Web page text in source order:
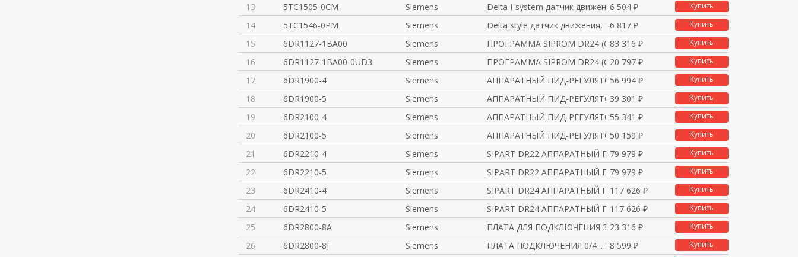
13 5TC1505-0CM Siemens Delta I-system датчик движения6 504 ₽ Купить
14 5TC1546-0PM Siemens Delta style датчик движения, 16 817 ₽ Купить
15 6DR1127-1BA00 Siemens ПРОГРАММА SIPROM DR24 (GERMAN/
83 316 ₽ Купить
16 6DR1127-1BA00-0UD3 Siemens ПРОГРАММА SIPROM DR24 (GERMAN/
20 797 ₽ Купить
17 6DR1900-4 Siemens АППАРАТНЫЙ ПИД-РЕГУЛЯТОР. SIPA
56 994 ₽ Купить
18 6DR1900-5 Siemens АППАРАТНЫЙ ПИД-РЕГУЛЯТОР. SIPA
39 301 ₽ Купить
19 6DR2100-4 Siemens АППАРАТНЫЙ ПИД-РЕГУЛЯТОР. SIPA
55 341 ₽ Купить
20 6DR2100-5 Siemens АППАРАТНЫЙ ПИД-РЕГУЛЯТОР. SIPA
50 159 ₽ Купить
21 6DR2210-4 Siemens SIPART DR22 АППАРАТНЫЙ ПИД-РЕГ
79 979 ₽ Купить
22 6DR2210-5 Siemens SIPART DR22 АППАРАТНЫЙ ПИД-РЕГ
79 979 ₽ Купить
23 6DR2410-4 Siemens SIPART DR24 АППАРАТНЫЙ ПИД-РЕГ
117 626 ₽ Купить
24 6DR2410-5 Siemens SIPART DR24 АППАРАТНЫЙ ПИД-РЕГ
117 626 ₽ Купить
25 6DR2800-8A Siemens ПЛАТА ДЛЯ ПОДКЛЮЧЕНИЯ 3 АНАЛОГ
23 316 ₽ Купить
26 6DR2800-8J Siemens ПЛАТА ПОДКЛЮЧЕНИЯ 0/4 .. 20 MA
8 599 ₽ Купить